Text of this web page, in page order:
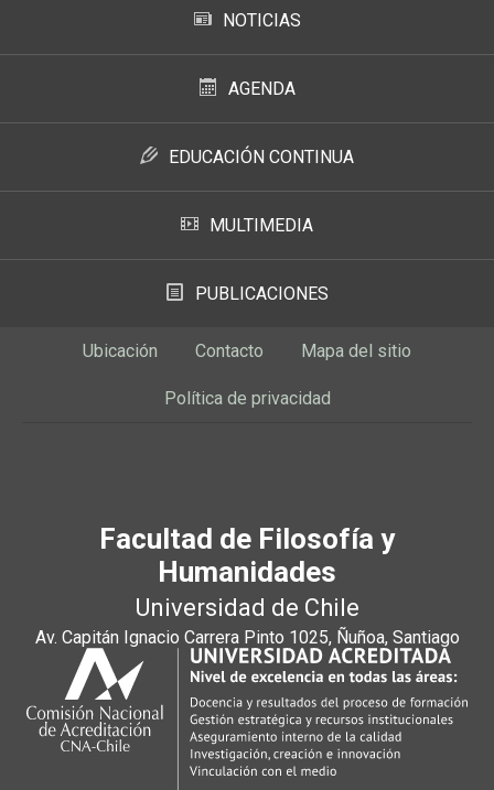
NOTICIAS
AGENDA
EDUCACIÓN CONTINUA
MULTIMEDIA
PUBLICACIONES
Ubicación Contacto Mapa del sitio
Política de privacidad
Facultad de Filosofía y
Humanidades
Universidad de Chile
Av. Capitán Ignacio Carrera Pinto 1025, Ñuñoa, Santiago